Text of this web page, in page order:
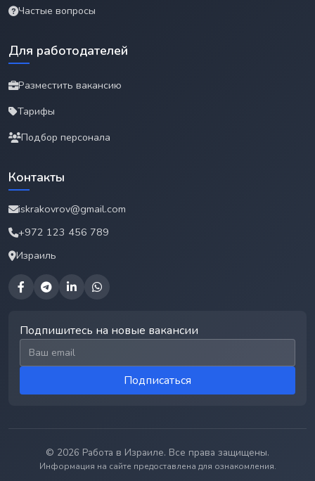
Частые вопросы
Для работодателей
Разместить вакансию
Тарифы
Подбор персонала
Контакты
iskrakovrov@gmail.com
+972 123 456 789
Израиль
Подпишитесь на новые вакансии
Email для подписки
Подписаться
© 2026 Работа в Израиле. Все права защищены.
Информация на сайте предоставлена для ознакомления.